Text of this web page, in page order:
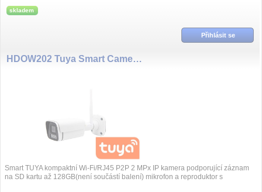
skladem
Přihlásit se
HDOW202 Tuya Smart Camera 2MP WiFi,Google Alexa
Smart TUYA kompaktní Wi-Fi/RJ45 P2P 2 MPx IP kamera podporující záznam
na SD kartu až 128GB(není součástí balení) mikrofon a reproduktor s